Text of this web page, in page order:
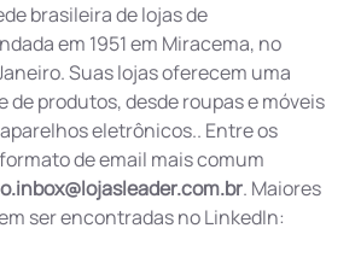
brasileira de lojas de
em 1951 em Miracema, no
Suas lojas oferecem uma
de produtos, desde roupas e móveis
eletrônicos.. Entre os
de email mais comum
. Maiores
ser encontradas no LinkedIn: